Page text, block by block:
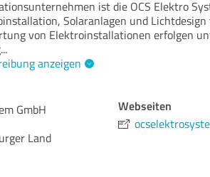
ist die OCS Elektro
Solaranlagen und Lichtdesign
von Elektroinstallationen erfolgen
...
anzeigen
GmbH
Land
Webseiten